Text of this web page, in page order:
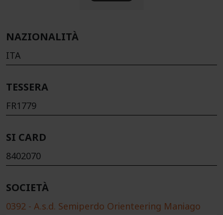
NAZIONALITÀ
ITA
TESSERA
FR1779
SI CARD
8402070
SOCIETÀ
0392 - A.s.d. Semiperdo Orienteering Maniago